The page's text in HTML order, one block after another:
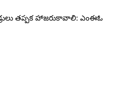
తప్పక హాజరుకావాలి: ఎంఈఓ